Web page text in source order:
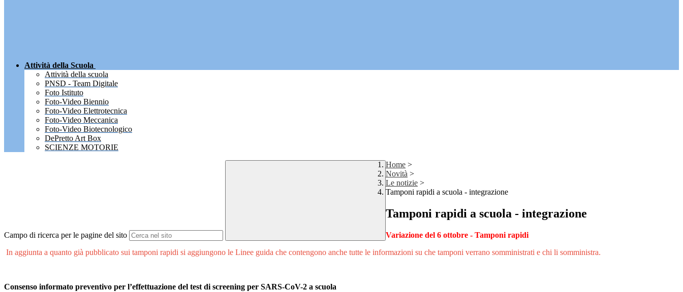
Attività della Scuola
Attività della scuola
PNSD - Team Digitale
Foto Istituto
Foto-Video Biennio
Foto-Video Elettrotecnica
Foto-Video Meccanica
Foto-Video Biotecnologico
DePretto Art Box
SCIENZE MOTORIE
Campo di ricerca per le pagine del sito
Home >
Novità >
Le notizie >
Tamponi rapidi a scuola - integrazione
Tamponi rapidi a scuola - integrazione
Variazione del 6 ottobre - Tamponi rapidi
In aggiunta a quanto già pubblicato sui tamponi rapidi si aggiungono le Linee guida che contengono anche tutte le informazioni su che tamponi verrano somministrati e chi li somministra.
Consenso informato preventivo per l’effettuazione del test di screening per SARS-CoV-2 a scuola